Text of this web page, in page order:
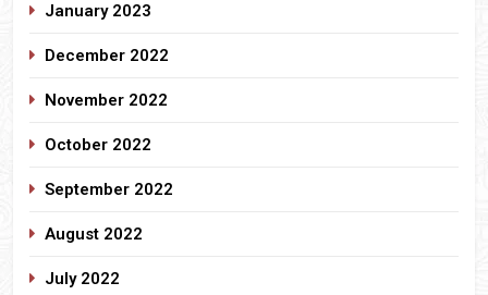
January 2023
December 2022
November 2022
October 2022
September 2022
August 2022
July 2022